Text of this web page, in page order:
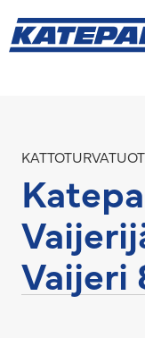
Vaijeri